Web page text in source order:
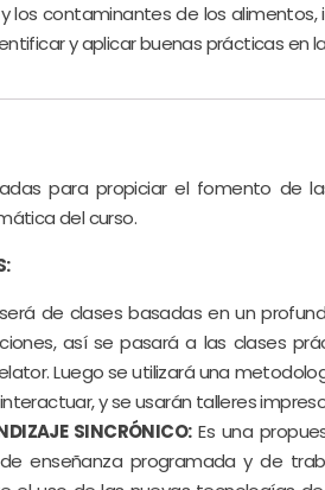
contaminantes de los
y aplicar buenas prácticas en
para propiciar el fomento de
del curso.
será de clases basadas en un
así se pasará a las clases
Luego se utilizará una
y se usarán talleres
SINCRÓNICO:Es una
enseñanza programada y de